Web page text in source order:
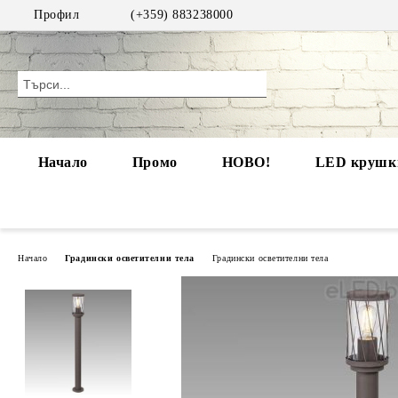
Профил (+359) 883238000
Начало Промо НОВО! LED
Начало Градински осветителни тела Градински осветителни тела